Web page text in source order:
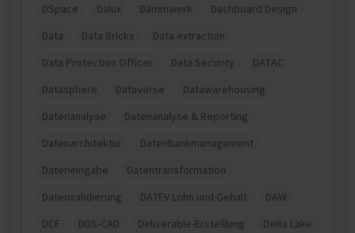
DSpace
Dalux Dämmwerk
Dashboard Design
Data
Data Bricks
Data extraction
Data Protection Officer
Data Security
DATAC
Datasphere
Dataverse
Datawarehousing
Datenanalyse
Datenanalyse & Reporting
Datenarchitektur
Datenbankmanagement
Dateneingabe
Datentransformation
Datenvalidierung
DATEV Lohn und Gehalt
DAW
DCF
DDS-CAD Deliverable-Erstelllung
Delta Lake